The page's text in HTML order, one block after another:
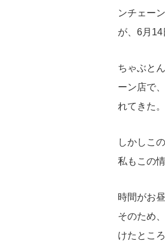
ンチェーン
が、6月14
ちゃぶと
ーン店で
れてきた。
しかしこ
私もこの
時間がお
そのため
けたとこ